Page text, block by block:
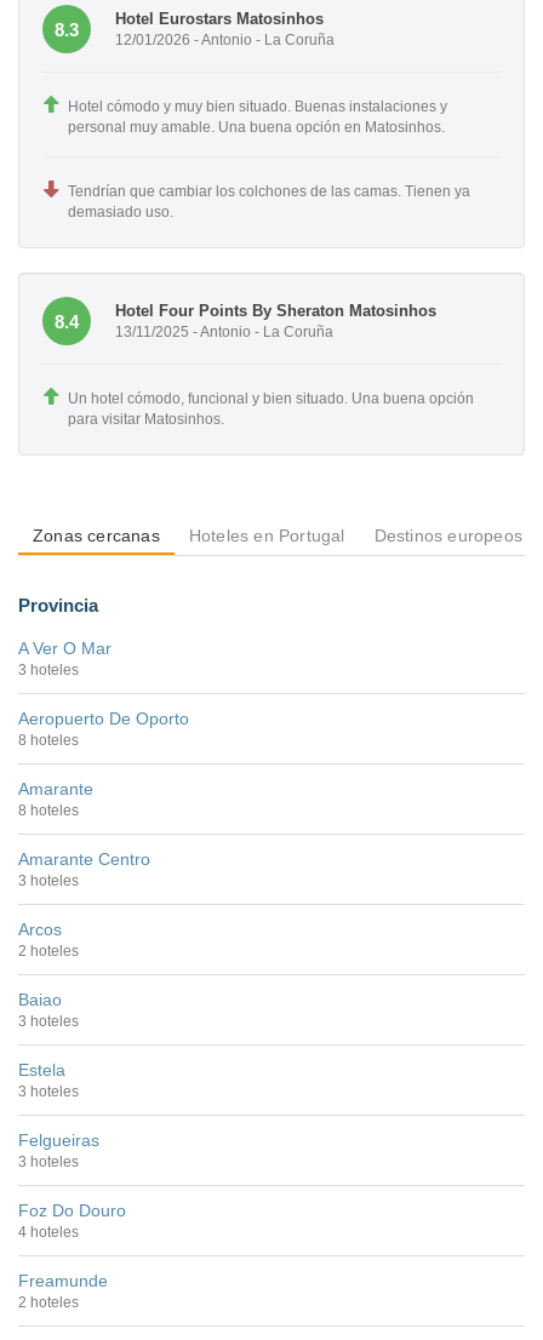
8.3
Hotel Eurostars Matosinhos
12/01/2026 - Antonio - La Coruña
Hotel cómodo y muy bien situado. Buenas instalaciones y
personal muy amable. Una buena opción en Matosinhos.
Tendrían que cambiar los colchones de las camas. Tienen ya
demasiado uso.
8.4
Hotel Four Points By Sheraton Matosinhos
13/11/2025 - Antonio - La Coruña
Un hotel cómodo, funcional y bien situado. Una buena opción
para visitar Matosinhos.
Zonas cercanas Hoteles en Portugal Destinos europeos
Provincia
A Ver O Mar
3 hoteles
Aeropuerto De Oporto
8 hoteles
Amarante
8 hoteles
Amarante Centro
3 hoteles
Arcos
2 hoteles
Baiao
3 hoteles
Estela
3 hoteles
Felgueiras
3 hoteles
Foz Do Douro
4 hoteles
Freamunde
2 hoteles